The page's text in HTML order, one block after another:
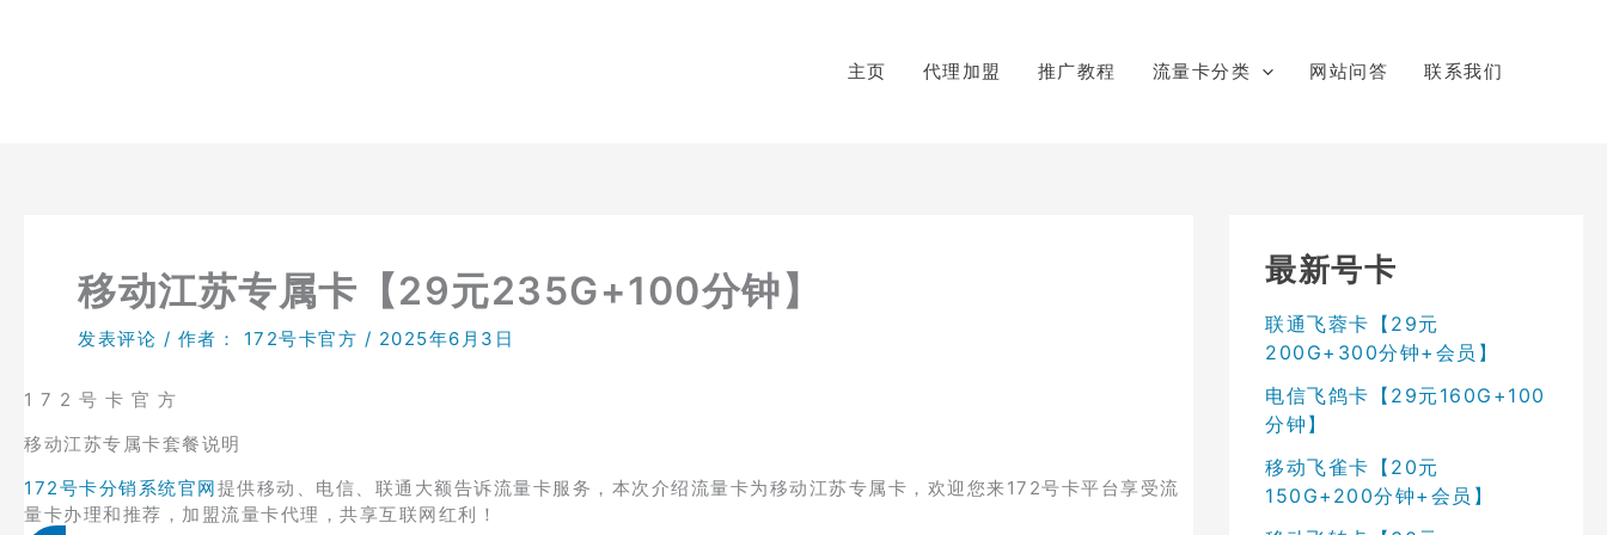
主页 代理加盟 推广教程 流量卡分类 网站问答 联系我们
移动江苏专属卡【29元235G+100分钟】
发表评论 / 作者： 172号卡官方 / 2025年6月3日
1 7 2 号 卡 官 方
移动江苏专属卡套餐说明
172号卡分销系统官网提供移动、电信、联通大额告诉流量卡服务，本次介绍流量卡为移动江苏专属卡，欢迎您来172号卡平台享受流
量卡办理和推荐，加盟流量卡代理，共享互联网红利！
最新号卡
联通飞蓉卡【29元
200G+300分钟+会员】
电信飞鸽卡【29元160G+100
分钟】
移动飞雀卡【20元
150G+200分钟+会员】